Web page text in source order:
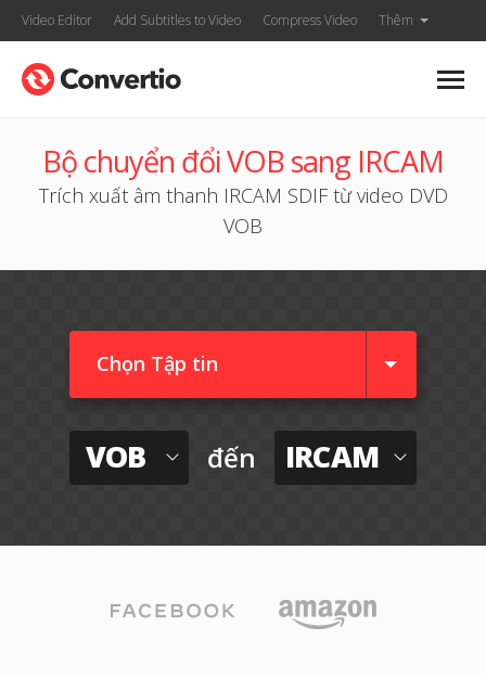
Video Editor Add Subtitles to Video Compress Video Thêm
Bộ chuyển đổi VOB sang IRCAM
Trích xuất âm thanh IRCAM SDIF từ video DVD
VOB
Chọn Tập tin
VOB đến IRCAM